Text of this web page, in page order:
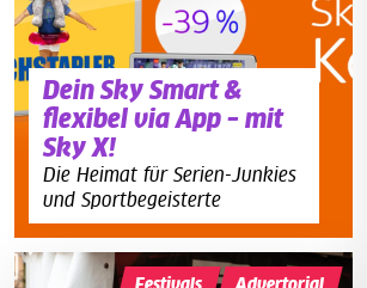
Dein Sky Smart &
flexibel via App – mit
Sky X!
Die Heimat für Serien-Junkies
und Sportbegeisterte